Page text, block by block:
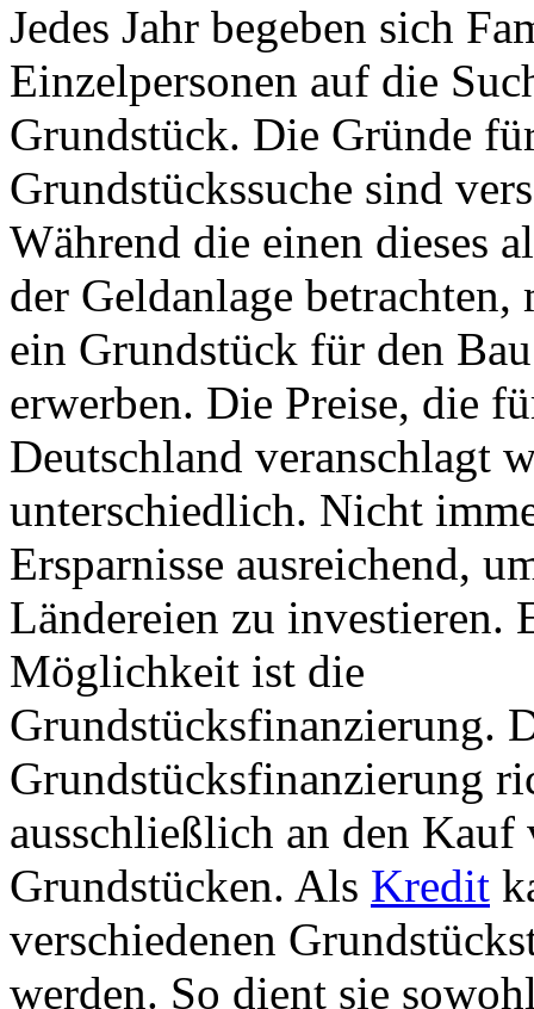
Jedes Jahr begeben sich
Einzelpersonen auf die
Grundstück. Die Gründe
Grundstückssuche sind
Während die einen dieses
der Geldanlage betrachten,
ein Grundstück für den
erwerben. Die Preise, die
Deutschland veranschlagt
unterschiedlich. Nicht
Ersparnisse ausreichend,
Ländereien zu investieren.
Möglichkeit ist die
Grundstücksfinanzierung.
Grundstücksfinanzierung
ausschließlich an den Kauf
Grundstücken. Als Kredit
verschiedenen
werden. So dient sie